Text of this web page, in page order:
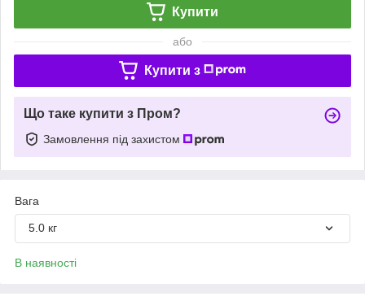
Купити
або
Купити з
Що таке купити з Пром?
Замовлення під захистом
Вага
5.0 кг
В наявності